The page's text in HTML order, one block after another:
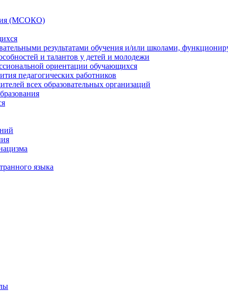
(МСОКО)
результатами обучения и/или школами,
и талантов у детей и молодежи
ориентации обучающихся
педагогических работников
всех образовательных организаций
языка